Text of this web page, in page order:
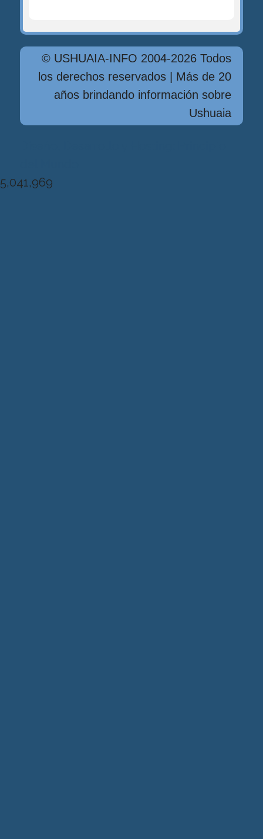
© USHUAIA-INFO 2004-2026 Todos
los derechos reservados | Más de 20
años brindando información sobre
Ushuaia
5,041,969